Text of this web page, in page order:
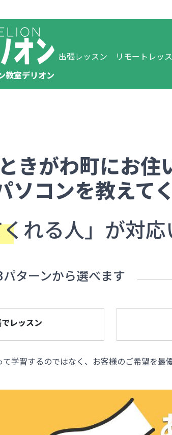
教室デリオン
出張レッスン リモートレッ
ときがわ町にお住
ソコンを教えて
れる人」 が対応
ターンから選べます
レッスン
学習するのではなく、お客様のご希望を最